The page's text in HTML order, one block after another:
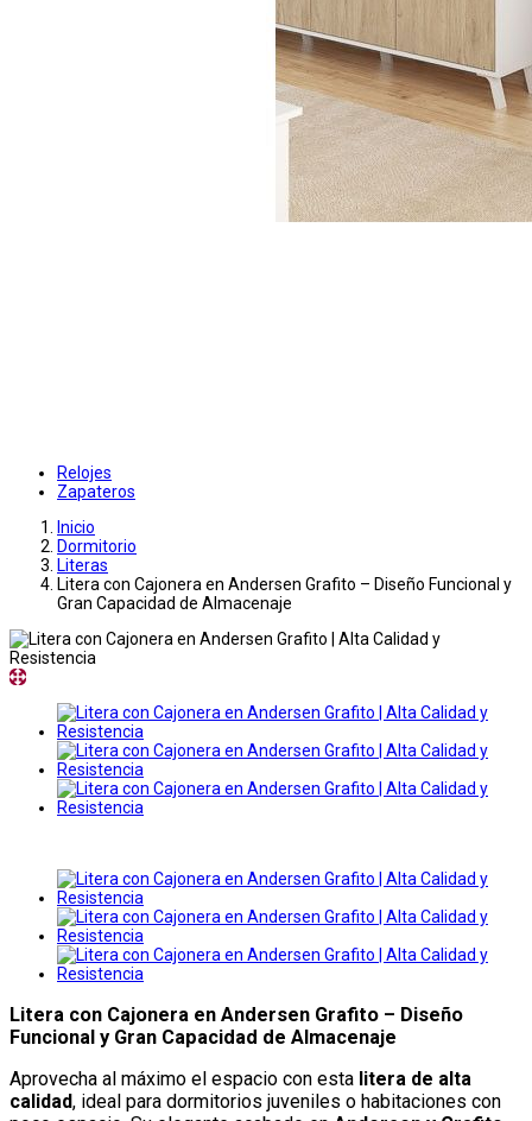
Relojes
Zapateros
Inicio
Dormitorio
Literas
Litera con Cajonera en Andersen Grafito – Diseño Funcional y
Gran Capacidad de Almacenaje
Litera con Cajonera en Andersen Grafito – Diseño
Funcional y Gran Capacidad de Almacenaje
Aprovecha al máximo el espacio con esta litera de alta
calidad, ideal para dormitorios juveniles o habitaciones con